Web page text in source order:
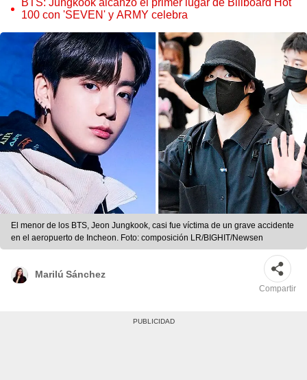
100 con 'SEVEN' y ARMY celebra
El menor de los BTS, Jeon Jungkook, casi fue víctima de un grave accidente
en el aeropuerto de Incheon. Foto: composición LR/BIGHIT/Newsen
Marilú Sánchez
Compartir